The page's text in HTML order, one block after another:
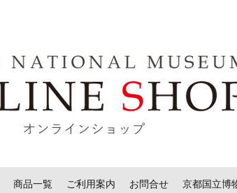
商品一覧 ご利用案内 お問合せ 京都国立博